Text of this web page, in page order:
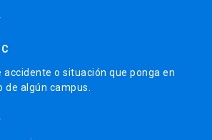
accidente o situación que ponga en
de algún campus.